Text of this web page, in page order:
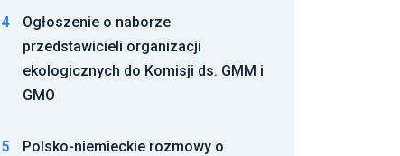
4
Ogłoszenie o naborze
przedstawicieli organizacji
ekologicznych do Komisji ds. GMM i
GMO
5
Polsko-niemieckie rozmowy o